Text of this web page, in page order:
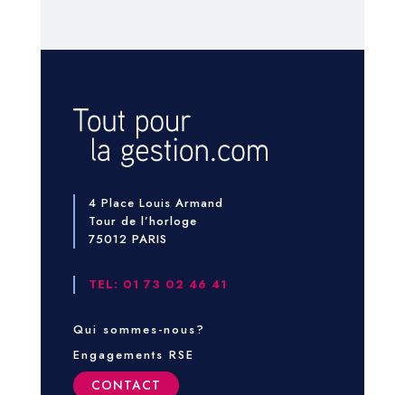
4 Place Louis Armand
Tour de l’horloge
75012 PARIS
TEL: 01 73 02 46 41
Qui sommes-nous?
Engagements RSE
CONTACT